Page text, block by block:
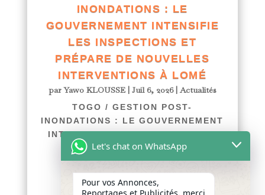
INONDATIONS : LE
GOUVERNEMENT INTENSIFIE
LES INSPECTIONS ET
PRÉPARE DE NOUVELLES
INTERVENTIONS À LOMÉ
parYawo KLOUSSE| Juil 6, 2026|Actualités
TOGO / GESTION POST-
INONDATIONS : LE GOUVERNEMENT
INTENSIFIE LES INSPECTIONS ET
PRÉPARE DE NOUVELLES
INTERVENTIONS À LOMÉ
afriquenligne.tg Dans le...
lire plus
Let's chat on WhatsApp
Pour vos Annonces,